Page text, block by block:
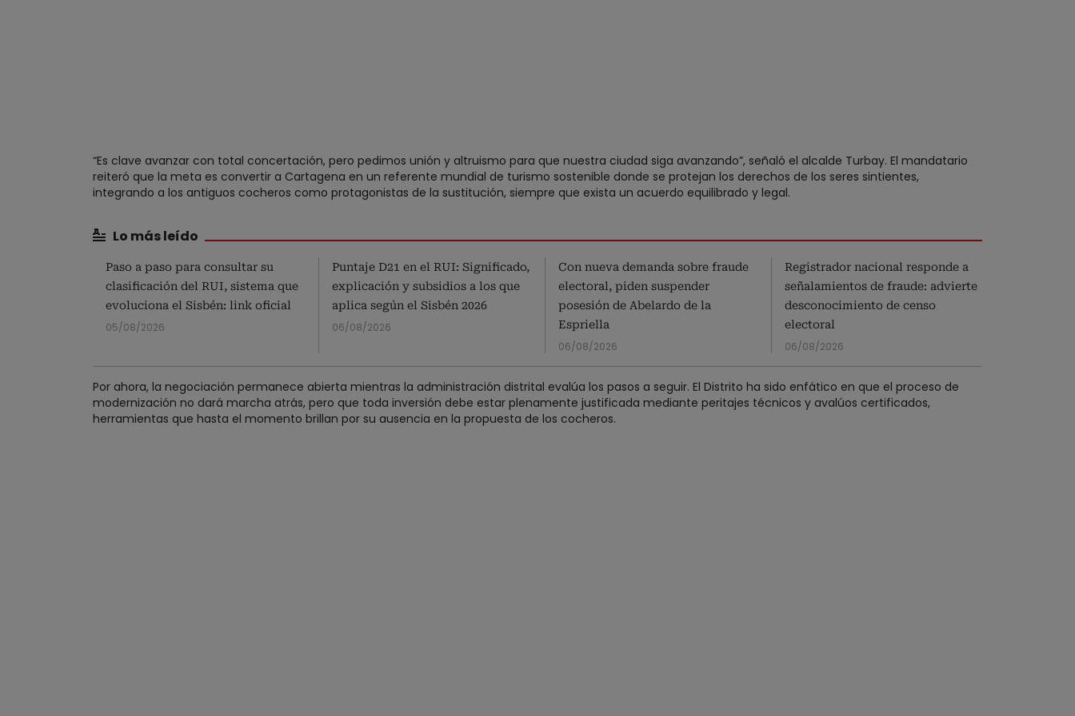
“Es clave avanzar con total concertación, pero pedimos unión y altruismo para que nuestra ciudad siga avanzando”, señaló el alcalde Turbay. El mandatario
reiteró que la meta es convertir a Cartagena en un referente mundial de turismo sostenible donde se protejan los derechos de los seres sintientes,
integrando a los antiguos cocheros como protagonistas de la sustitución, siempre que exista un acuerdo equilibrado y legal.
Lo más leído
Paso a paso para consultar su
clasificación del RUI, sistema que
evoluciona el Sisbén: link oficial
05/08/2026
Puntaje D21 en el RUI: Significado,
explicación y subsidios a los que
aplica según el Sisbén 2026
06/08/2026
Con nueva demanda sobre fraude
electoral, piden suspender
posesión de Abelardo de la
Espriella
06/08/2026
Registrador nacional responde a
señalamientos de fraude: advierte
desconocimiento de censo
electoral
06/08/2026
Por ahora, la negociación permanece abierta mientras la administración distrital evalúa los pasos a seguir. El Distrito ha sido enfático en que el proceso de
modernización no dará marcha atrás, pero que toda inversión debe estar plenamente justificada mediante peritajes técnicos y avalúos certificados,
herramientas que hasta el momento brillan por su ausencia en la propuesta de los cocheros.